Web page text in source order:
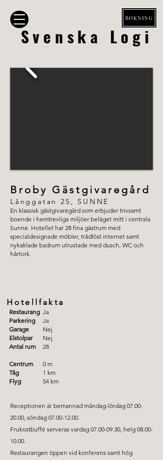
BOKNING
Svenska Logi
Broby Gästgivaregård
Långgatan 25, SUNNE
En klassisk gästgivaregård som erbjuder trivsamt
boende i hemtrevliga miljöer beläget mitt i centrala
Sunne. Hotellet har 28 fina gästrum med
specialdesignade möbler, trådlöst internet samt
nykaklade badrum utrustade med dusch, WC och
hårtork.
Hotellfakta
Restaurang
Parkering
Garage
Elstolpar
Antal rum
Centrum
Tåg
Flyg
Ja
Ja
Nej
Nej
28
0 m
1 km
54 km
Receptionen är bemannad måndag-lördag 07.00-
20.00, söndag 07.00-12.00.
Frukostbuffé serveras vardag 07.00-09.30, helg 08.00-
10.00.
Restaurangen öppen vid konferens samt hög